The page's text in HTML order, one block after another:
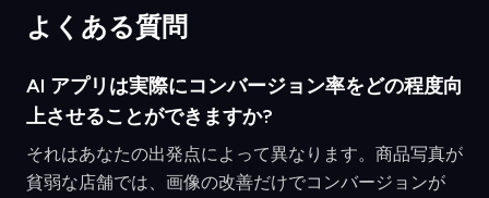
よくある質問
AI アプリは実際にコンバージョン率をどの程度向
上させることができますか?
それはあなたの出発点によって異なります。商品写真が
貧弱な店舗では、画像の改善だけでコンバージョンが